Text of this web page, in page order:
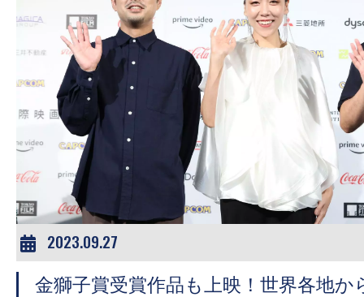
2023.09.27
金獅子賞受賞作品も上映！世界各地か